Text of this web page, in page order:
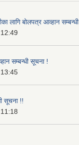
लागि बोलपत्र आव्हान
सम्बन्धी सूचना !
सूचना !!